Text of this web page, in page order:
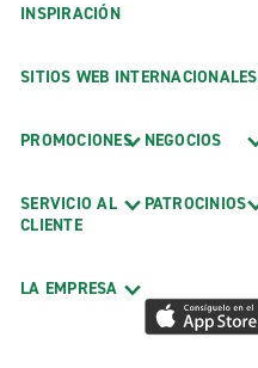
INSPIRACIÓN
SITIOS WEB INTERNACIONALES
PROMOCIONES
SERVICIO AL
CLIENTE
LA EMPRESA
NEGOCIOS
PATROCINIOS